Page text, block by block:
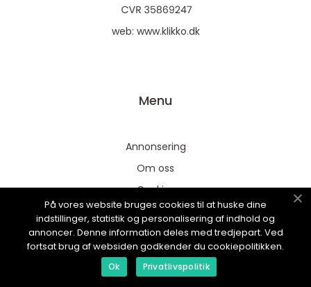
web: www.klikko.dk
Menu
Annonsering
Om oss
Cookies
Kontakta oss
Sitemap
På vores website bruges cookies til at huske dine
indstillinger, statistik og personalisering af indhold og
annoncer. Denne information deles med tredjepart. Ved
fortsat brug af websiden godkender du cookiepolitikken.
Ok Privatlivspolitik